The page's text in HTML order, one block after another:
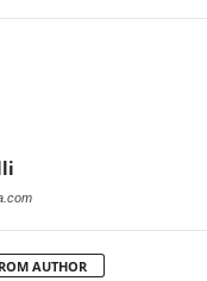
AUTHOR